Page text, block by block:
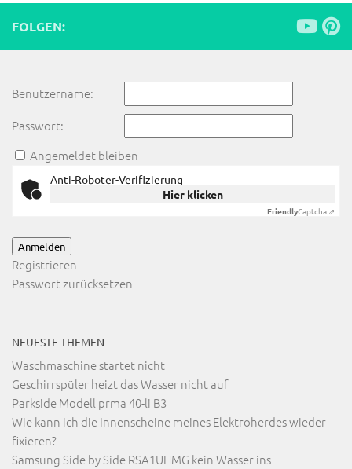
FOLGEN:
Benutzername:
Passwort:
Angemeldet bleiben
Anti-Roboter-Verifizierung
Hier klicken
FriendlyCaptcha ⇗
Anmelden
Registrieren
Passwort zurücksetzen
NEUESTE THEMEN
Waschmaschine startet nicht
Geschirrspüler heizt das Wasser nicht auf
Parkside Modell prma 40-li B3
Wie kann ich die Innenscheine meines Elektroherdes wieder
fixieren?
Samsung Side by Side RSA1UHMG kein Wasser ins